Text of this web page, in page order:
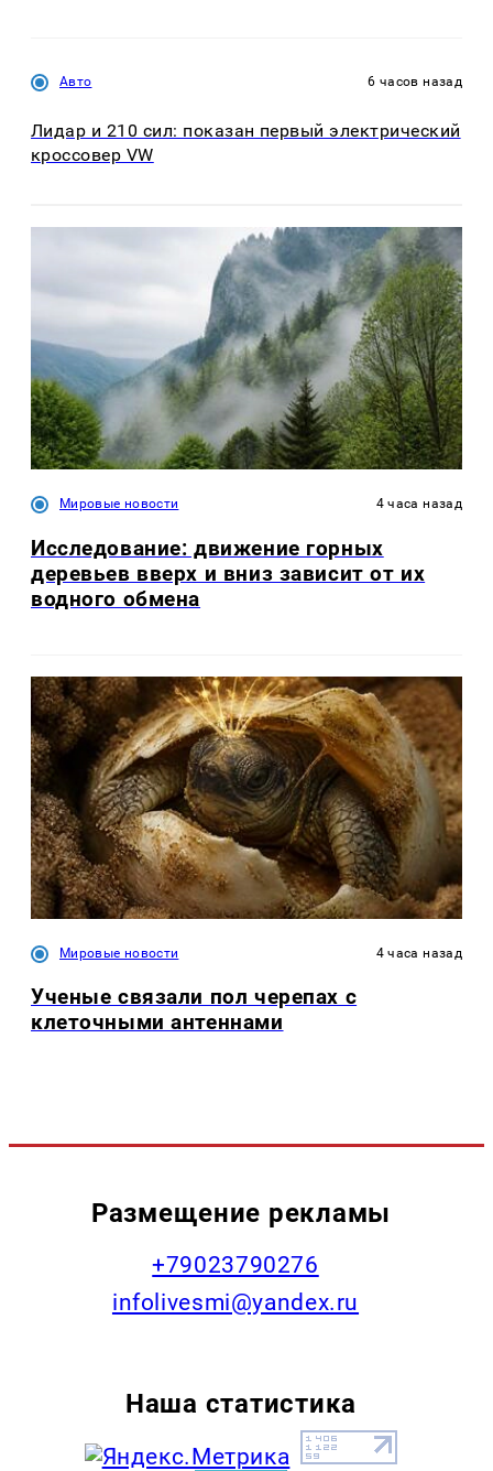
Авто 6 часов назад
Лидар и 210 сил: показан первый электрический
кроссовер VW
Мировые новости 4 часа назад
Исследование: движение горных
деревьев вверх и вниз зависит от их
водного обмена
Мировые новости 4 часа назад
Ученые связали пол черепах с
клеточными антеннами
Размещение рекламы
+79023790276
infolivesmi@yandex.ru
Наша статистика